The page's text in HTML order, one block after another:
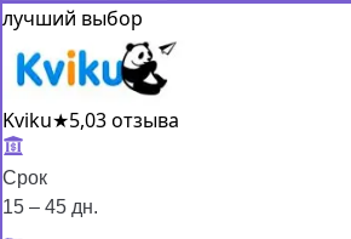
лучший выбор
Kviku★5,03 отзыва
Срок
15 – 45 дн.